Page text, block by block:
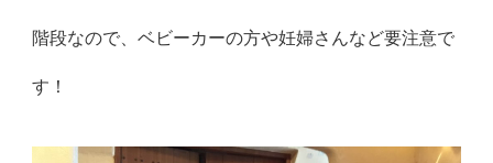
階段なので、ベビーカーの方や妊婦さんなど要注意で
す！